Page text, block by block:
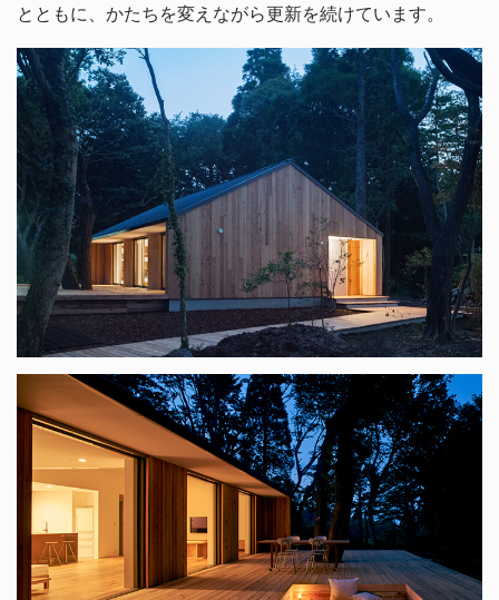
とともに、かたちを変えながら更新を続けています。